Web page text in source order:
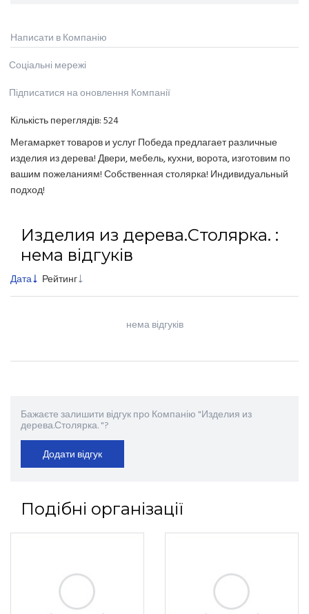
Написати в Компанію
Соціальні мережі
Підписатися на оновлення Компанії
Кількість переглядів:524
Мегамаркет товаров и услуг Победа предлагает различные
изделия из дерева! Двери, мебель, кухни, ворота, изготовим по
вашим пожеланиям! Собственная столярка! Индивидуальный
подход!
Изделия из дерева.Столярка. :
нема відгуків
Дата Рейтинг
нема відгуків
Бажаєте залишити відгук про Компанію "Изделия из
дерева.Столярка. "?
Додати відгук
Подібні організації